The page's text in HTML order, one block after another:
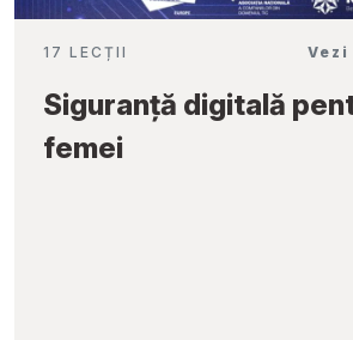
17 LECȚII
Siguranță digitală
femei